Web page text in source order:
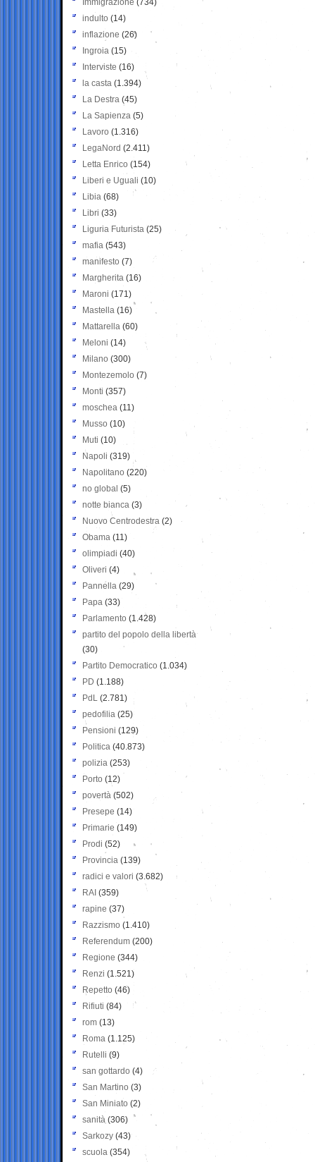
Immigrazione (734)
indulto (14)
inflazione (26)
Ingroia (15)
Interviste (16)
la casta (1.394)
La Destra (45)
La Sapienza (5)
Lavoro (1.316)
LegaNord (2.411)
Letta Enrico (154)
Liberi e Uguali (10)
Libia (68)
Libri (33)
Liguria Futurista (25)
mafia (543)
manifesto (7)
Margherita (16)
Maroni (171)
Mastella (16)
Mattarella (60)
Meloni (14)
Milano (300)
Montezemolo (7)
Monti (357)
moschea (11)
Musso (10)
Muti (10)
Napoli (319)
Napolitano (220)
no global (5)
notte bianca (3)
Nuovo Centrodestra (2)
Obama (11)
olimpiadi (40)
Oliveri (4)
Pannella (29)
Papa (33)
Parlamento (1.428)
partito del popolo della libertà
(30)
Partito Democratico (1.034)
PD (1.188)
PdL (2.781)
pedofilia (25)
Pensioni (129)
Politica (40.873)
polizia (253)
Porto (12)
povertà (502)
Presepe (14)
Primarie (149)
Prodi (52)
Provincia (139)
radici e valori (3.682)
RAI (359)
rapine (37)
Razzismo (1.410)
Referendum (200)
Regione (344)
Renzi (1.521)
Repetto (46)
Rifiuti (84)
rom (13)
Roma (1.125)
Rutelli (9)
san gottardo (4)
San Martino (3)
San Miniato (2)
sanità (306)
Sarkozy (43)
scuola (354)